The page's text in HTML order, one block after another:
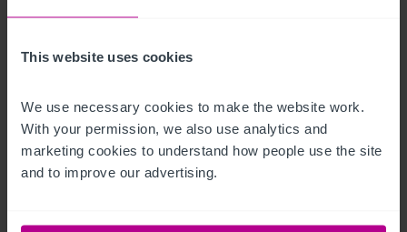
This website uses cookies
We use necessary cookies to make the website work.
With your permission, we also use analytics and
marketing cookies to understand how people use the site
and to improve our advertising.
Les extérieurs
Outdoor seating area (30 covers)
Car Park (20 spaces)
Le bien